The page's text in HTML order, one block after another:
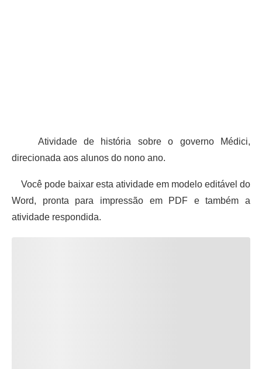
Atividade de história sobre o governo Médici,
direcionada aos alunos do nono ano.
Você pode baixar esta atividade em modelo editável do
Word, pronta para impressão em PDF e também a
atividade respondida.